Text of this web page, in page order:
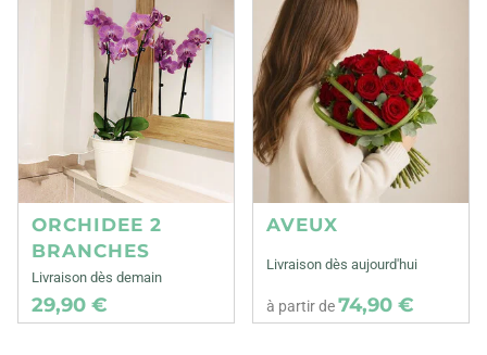
ORCHIDEE 2
BRANCHES
Livraison dès demain
29,90 €
AVEUX
Livraison dès aujourd'hui
à partir de74,90 €